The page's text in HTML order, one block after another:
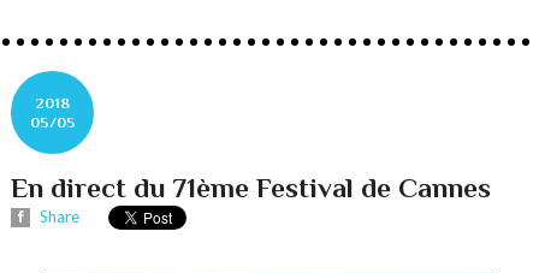
2018
05/05
En direct du 71ème Festival de Cannes
Share